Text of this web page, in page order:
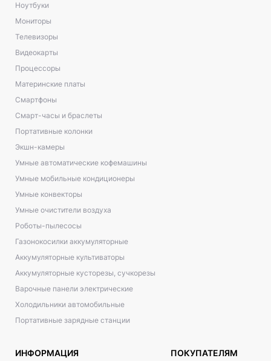
Ноутбуки
Мониторы
Телевизоры
Видеокарты
Процессоры
Материнские платы
Смартфоны
Смарт-часы и браслеты
Портативные колонки
Экшн-камеры
Умные автоматические кофемашины
Умные мобильные кондиционеры
Умные конвекторы
Умные очистители воздуха
Роботы-пылесосы
Газонокосилки аккумуляторные
Аккумуляторные культиваторы
Аккумуляторные кусторезы, сучкорезы
Варочные панели электрические
Холодильники автомобильные
Портативные зарядные станции
ИНФОРМАЦИЯ ПОКУПАТЕЛЯМ